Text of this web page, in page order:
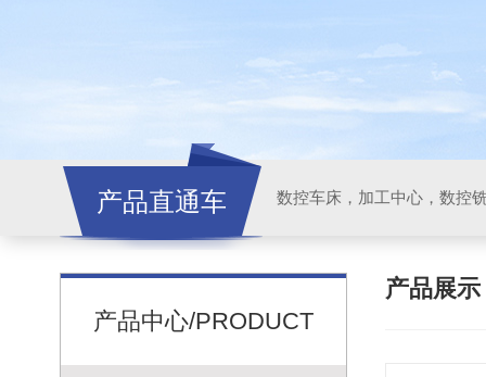
产品直通车
产品中心/PRODUCT
产品展示